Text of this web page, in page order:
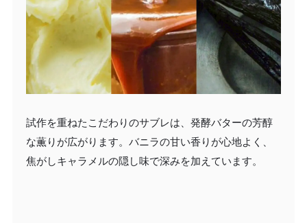
試作を重ねたこだわりのサブレは、発酵バターの芳醇
な薫りが広がります。バニラの甘い香りが心地よく、
焦がしキャラメルの隠し味で深みを加えています。